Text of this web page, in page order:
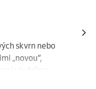
skvrn nebo
„novou“,
je jedním z
pro